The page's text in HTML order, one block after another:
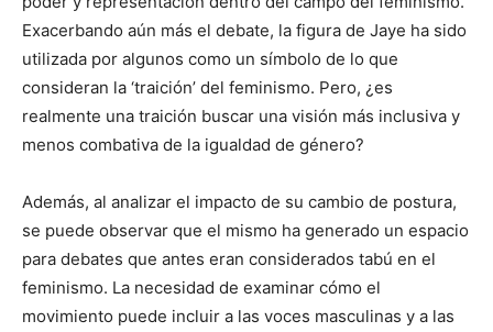
Exacerbando aún más el debate, la figura de Jaye ha sido
utilizada por algunos como un símbolo de lo que
consideran la ‘traición’ del feminismo. Pero, ¿es
realmente una traición buscar una visión más inclusiva y
menos combativa de la igualdad de género?
Además, al analizar el impacto de su cambio de postura,
se puede observar que el mismo ha generado un espacio
para debates que antes eran considerados tabú en el
feminismo. La necesidad de examinar cómo el
movimiento puede incluir a las voces masculinas y a las